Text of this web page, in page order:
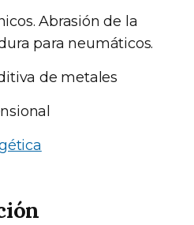
Abrasión de la
para neumáticos.
de metales